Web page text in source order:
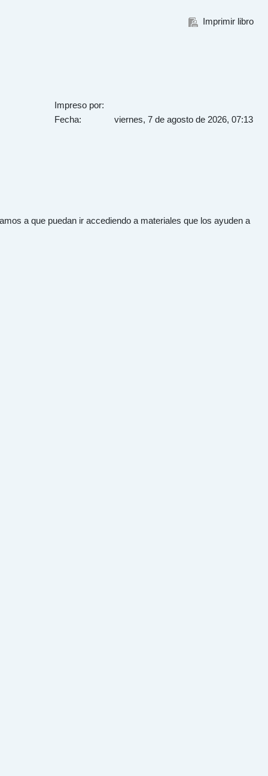
Imprimir libro
Impreso por:
Fecha:
viernes, 7 de agosto de 2026, 07:13
a que puedan ir accediendo a materiales que los ayuden a